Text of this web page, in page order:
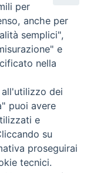
Venafro (C.F.
permesso.
per
anche per
semplici",
e
nella
dei
puoi avere
e
su
proseguirai
tecnici.